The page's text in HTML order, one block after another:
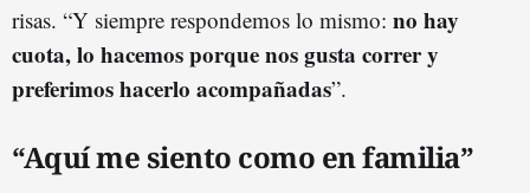
risas. “Y siempre respondemos lo mismo: no hay
cuota, lo hacemos porque nos gusta correr y
preferimos hacerlo acompañadas”.
“Aquí me siento como en familia”